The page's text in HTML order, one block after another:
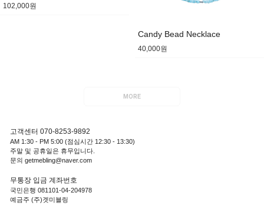
102,000원
Candy Bead Necklace
40,000원
MORE
고객센터 070-8253-9892
AM 1:30 - PM 5:00 (점심시간 12:30 - 13:30)
주말 및 공휴일은 휴무입니다.
문의 getmebling@naver.com
무통장 입금 계좌번호
국민은행 081101-04-204978
예금주 (주)겟미블링